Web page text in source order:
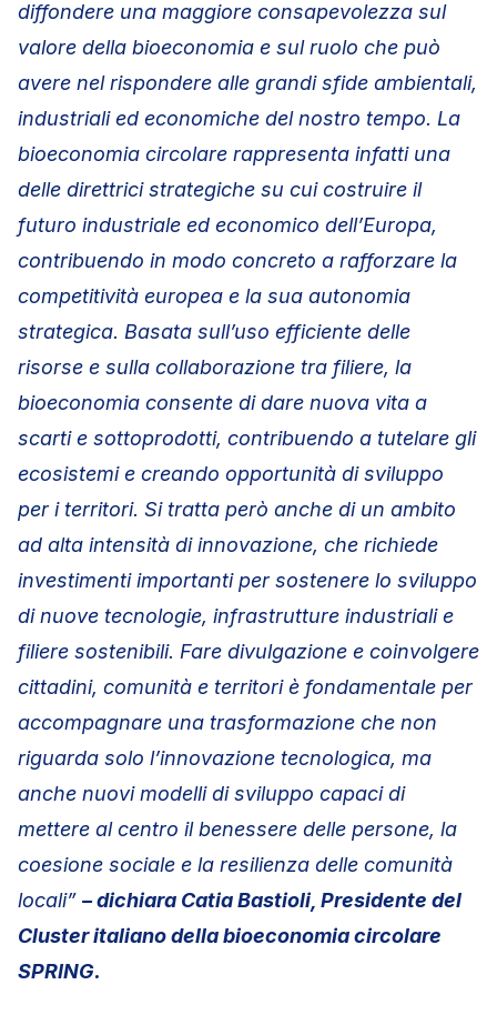
diffondere una maggiore consapevolezza sul
valore della bioeconomia e sul ruolo che può
avere nel rispondere alle grandi sfide ambientali,
industriali ed economiche del nostro tempo. La
bioeconomia circolare rappresenta infatti una
delle direttrici strategiche su cui costruire il
futuro industriale ed economico dell’Europa,
contribuendo in modo concreto a rafforzare la
competitività europea e la sua autonomia
strategica. Basata sull’uso efficiente delle
risorse e sulla collaborazione tra filiere, la
bioeconomia consente di dare nuova vita a
scarti e sottoprodotti, contribuendo a tutelare gli
ecosistemi e creando opportunità di sviluppo
per i territori. Si tratta però anche di un ambito
ad alta intensità di innovazione, che richiede
investimenti importanti per sostenere lo sviluppo
di nuove tecnologie, infrastrutture industriali e
filiere sostenibili. Fare divulgazione e coinvolgere
cittadini, comunità e territori è fondamentale per
accompagnare una trasformazione che non
riguarda solo l’innovazione tecnologica, ma
anche nuovi modelli di sviluppo capaci di
mettere al centro il benessere delle persone, la
coesione sociale e la resilienza delle comunità
locali” – dichiara Catia Bastioli, Presidente del
Cluster italiano della bioeconomia circolare
SPRING.